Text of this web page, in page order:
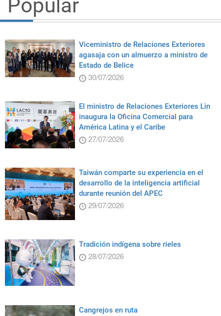
Popular
Viceministro de Relaciones Exteriores
agasaja con un almuerzo a ministro de
Estado de Belice
30/07/2026
El ministro de Relaciones Exteriores Lin
inaugura la Oficina Comercial para
América Latina y el Caribe
27/07/2026
Taiwán comparte su experiencia en el
desarrollo de la inteligencia artificial
durante reunión del APEC
29/07/2026
Tradición indígena sobre rieles
28/07/2026
Cangrejos en ruta